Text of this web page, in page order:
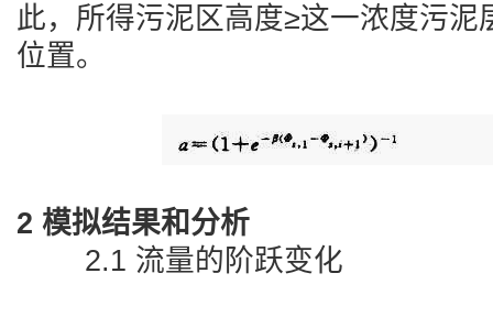
此，所得污泥区高度≥这一浓度污泥
位置。
2 模拟结果和分析
2.1 流量的阶跃变化